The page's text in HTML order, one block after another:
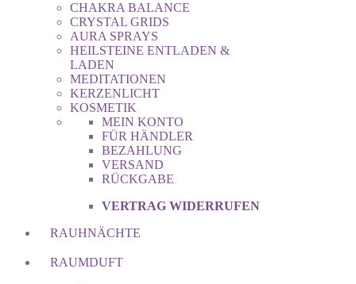
CHAKRA BALANCE
CRYSTAL GRIDS
AURA SPRAYS
HEILSTEINE ENTLADEN &
LADEN
MEDITATIONEN
KERZENLICHT
KOSMETIK
MEIN KONTO
FÜR HÄNDLER
BEZAHLUNG
VERSAND
RÜCKGABE
VERTRAG WIDERRUFEN
RAUHNÄCHTE
RAUMDUFT